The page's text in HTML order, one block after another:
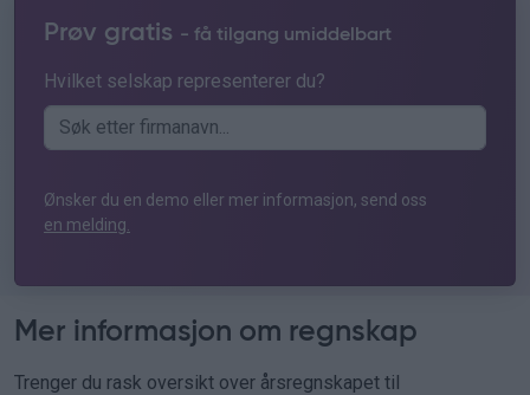
Prøv gratis - få tilgang umiddelbart
Hvilket selskap representerer du?
Ønsker du en demo eller mer informasjon, send oss
en melding.
Mer informasjon om regnskap
Trenger du rask oversikt over årsregnskapet til